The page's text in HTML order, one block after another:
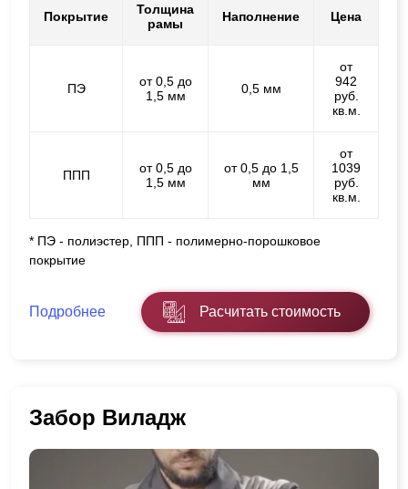
Покрытие
Толщина
рамы
Наполнение Цена
ПЭ
от 0,5 до
1,5 мм
0,5 мм
от
942
руб.
кв.м.
ППП
от 0,5 до
1,5 мм
от 0,5 до 1,5
мм
от
1039
руб.
кв.м.
* ПЭ - полиэстер, ППП - полимерно-порошковое
покрытие
Подробнее Расчитать стоимость
Забор Виладж